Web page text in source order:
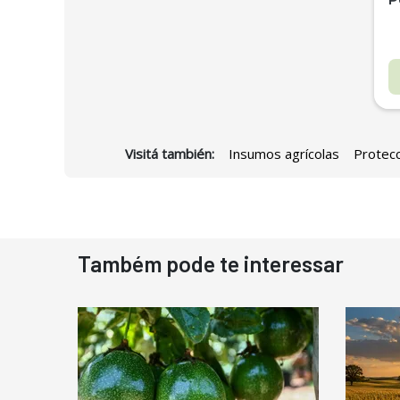
Visitá también: Insumos agrícolas
Também pode te interessar